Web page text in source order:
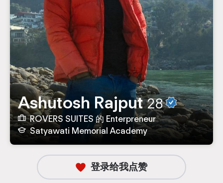
Ashutosh Rajput 28
ROVERS SUITES 的 Enterpreneur
Satyawati Memorial Academy
登录给我点赞